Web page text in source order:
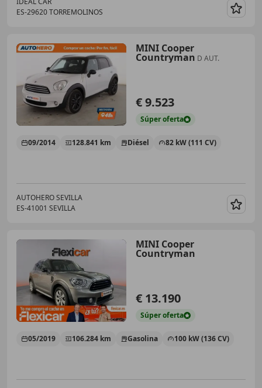
ES-29620 TORREMOLINOS
MINI Cooper
Countryman D AUT.
€ 9.523
Súperoferta
09/2014 128.841 km Diésel 82 kW (111 CV)
AUTOHERO SEVILLA
ES-41001 SEVILLA
MINI Cooper
Countryman
€ 13.190
Súperoferta
05/2019 106.284 km Gasolina 100 kW (136 CV)